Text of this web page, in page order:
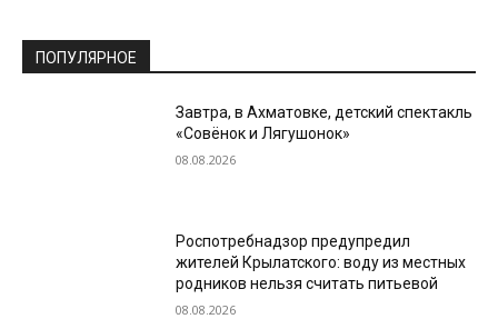
ПОПУЛЯРНОЕ
Завтра, в Ахматовке, детский спектакль
«Совёнок и Лягушонок»
08.08.2026
Роспотребнадзор предупредил
жителей Крылатского: воду из местных
родников нельзя считать питьевой
08.08.2026